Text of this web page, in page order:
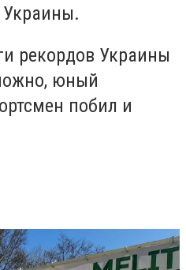
рекордов Украины
юный
побил и